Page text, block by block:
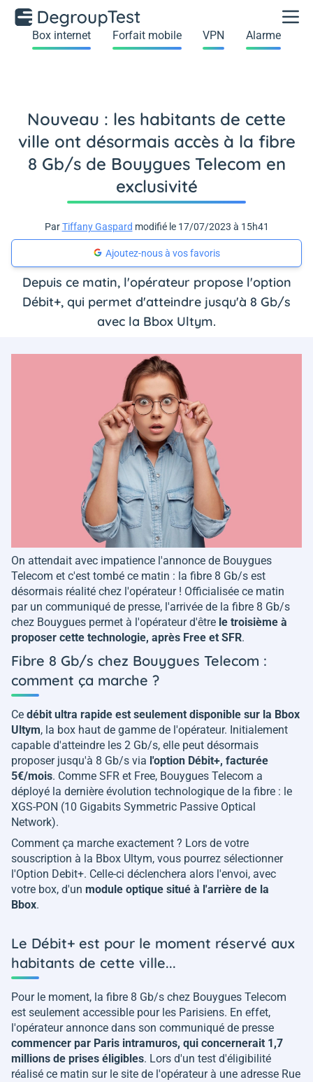
Box internet Forfait mobile VPN Alarme
Nouveau : les habitants de cette
ville ont désormais accès à la fibre
8 Gb/s de Bouygues Telecom en
exclusivité
ParTiffany Gaspard modifié le 17/07/2023 à 15h41
Ajoutez-nous à vos favoris
Depuis ce matin, l'opérateur propose l'option
Débit+, qui permet d'atteindre jusqu'à 8 Gb/s
avec la Bbox Ultym.
On attendait avec impatience l'annonce de Bouygues
Telecom et c'est tombé ce matin : la fibre 8 Gb/s est
désormais réalité chez l'opérateur ! Officialisée ce matin
par un communiqué de presse, l'arrivée de la fibre 8 Gb/s
chez Bouygues permet à l'opérateur d'être le troisième à
proposer cette technologie, après Free et SFR.
Fibre 8 Gb/s chez Bouygues Telecom :
comment ça marche ?
Ce débit ultra rapide est seulement disponible sur la Bbox
Ultym, la box haut de gamme de l'opérateur. Initialement
capable d'atteindre les 2 Gb/s, elle peut désormais
proposer jusqu'à 8 Gb/s via l'option Débit+, facturée
5€/mois. Comme SFR et Free, Bouygues Telecom a
déployé la dernière évolution technologique de la fibre : le
XGS-PON (10 Gigabits Symmetric Passive Optical
Network).
Comment ça marche exactement ? Lors de votre
souscription à la Bbox Ultym, vous pourrez sélectionner
l'Option Debit+. Celle-ci déclenchera alors l'envoi, avec
votre box, d'un module optique situé à l'arrière de la
Bbox.
Le Débit+ est pour le moment réservé aux
habitants de cette ville...
Pour le moment, la fibre 8 Gb/s chez Bouygues Telecom
est seulement accessible pour les Parisiens. En effet,
l'opérateur annonce dans son communiqué de presse
commencer par Paris intramuros, qui concernerait 1,7
millions de prises éligibles. Lors d'un test d'éligibilité
réalisé ce matin sur le site de l'opérateur à une adresse Rue